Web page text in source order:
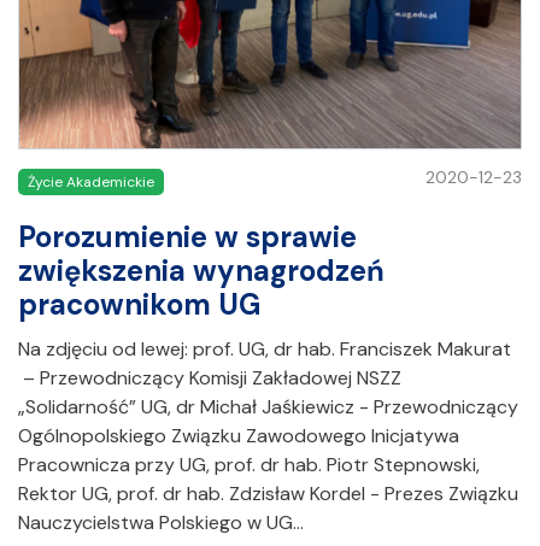
Życie Akademickie 2020-12-23
Porozumienie w sprawie
zwiększenia wynagrodzeń
pracownikom UG
Na zdjęciu od lewej: prof. UG, dr hab. Franciszek Makurat
– Przewodniczący Komisji Zakładowej NSZZ
„Solidarność” UG, dr Michał Jaśkiewicz - Przewodniczący
Ogólnopolskiego Związku Zawodowego Inicjatywa
Pracownicza przy UG, prof. dr hab. Piotr Stepnowski,
Rektor UG, prof. dr hab. Zdzisław Kordel - Prezes Związku
Nauczycielstwa Polskiego w UG…